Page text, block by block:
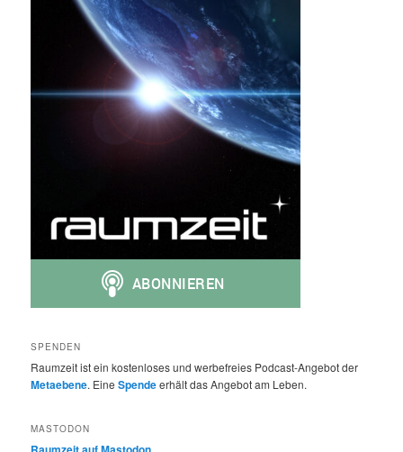
SPENDEN
Raumzeit ist ein kostenloses und werbefreies Podcast-Angebot der
Metaebene. EineSpendeerhält das Angebot am Leben.
MASTODON